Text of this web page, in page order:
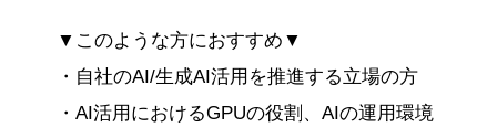
▼このような方におすすめ▼
・自社のAI/生成AI活用を推進する立場の方
・AI活用におけるGPUの役割、AIの運用環境